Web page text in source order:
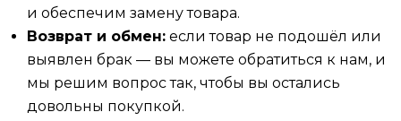
и обеспечим замену товара.
Возврат и обмен: если товар не подошёл или
выявлен брак — вы можете обратиться к нам, и
мы решим вопрос так, чтобы вы остались
довольны покупкой.